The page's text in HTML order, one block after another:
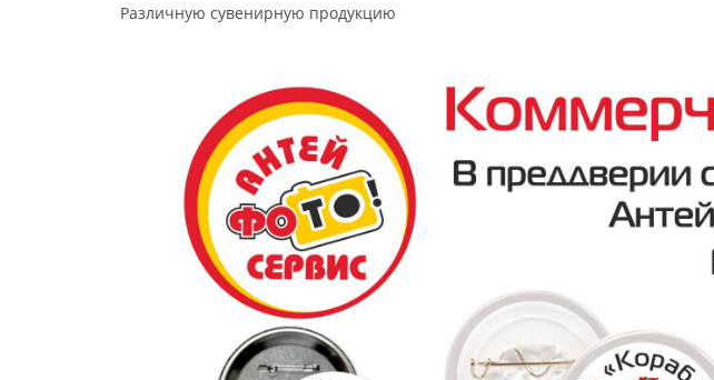
Различную сувенирную продукцию